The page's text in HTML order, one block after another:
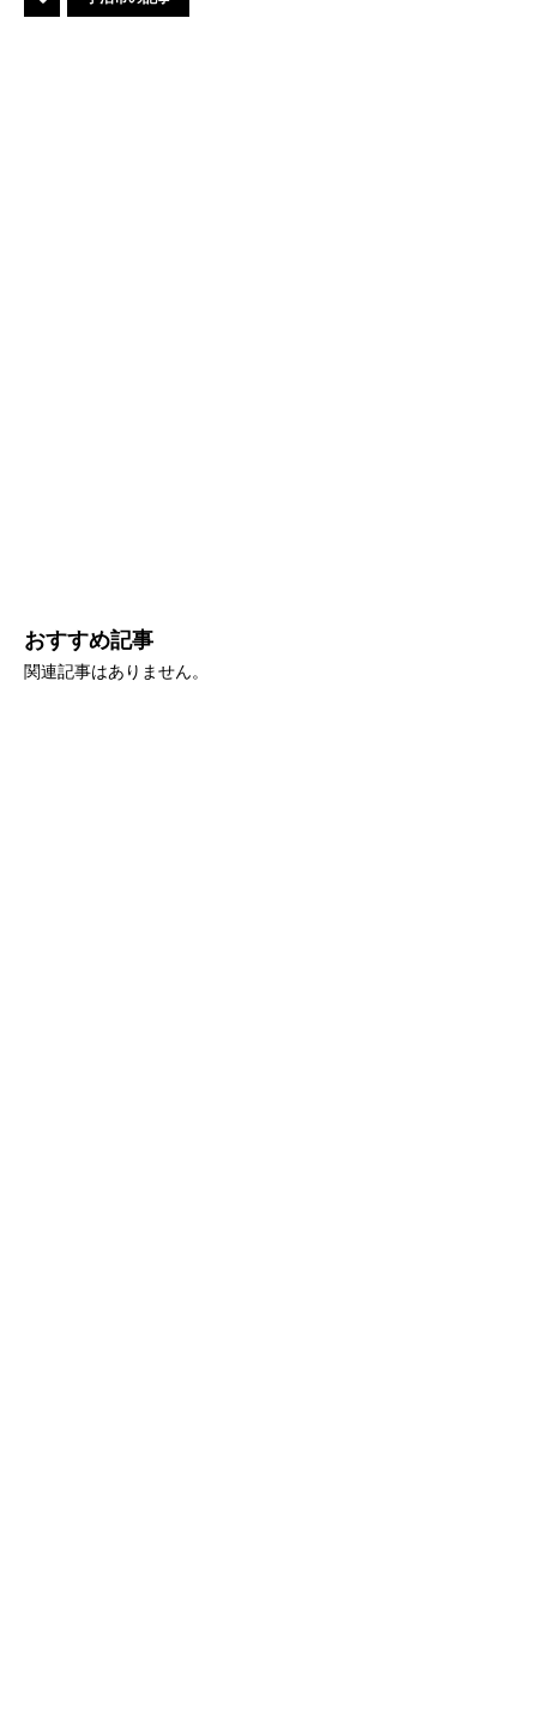
おすすめ記事
関連記事はありません。